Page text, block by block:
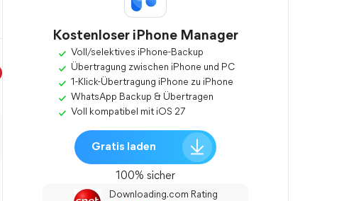
Kostenloser iPhone Manager
Voll/selektives iPhone-Backup
Übertragung zwischen iPhone und PC
1-Klick-Übertragung iPhone zu iPhone
WhatsApp Backup & Übertragen
Voll kompatibel mit iOS 27
Gratis laden
100% sicher
Downloading.com Rating